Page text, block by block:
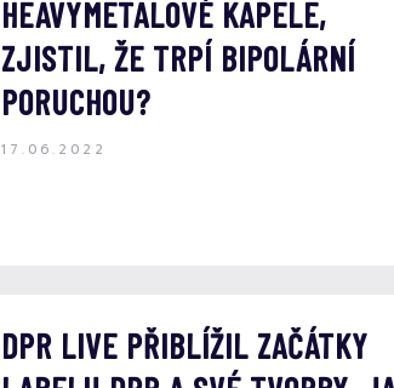
HEAVYMETALOVÉ KAPELE,
ZJISTIL, ŽE TRPÍ BIPOLÁRNÍ
PORUCHOU?
17.06.2022
DPR LIVE PŘIBLÍŽIL ZAČÁTKY